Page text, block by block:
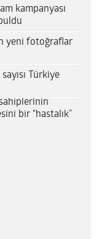
kampanyası
yeni fotoğraflar
sayısı Türkiye
bir “hastalık”